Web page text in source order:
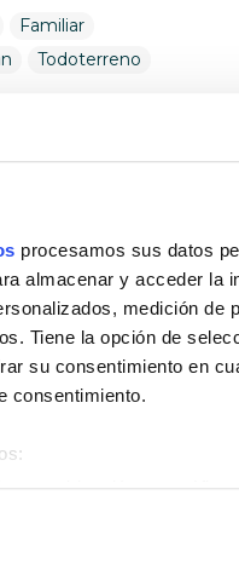
procesamos sus datos
almacenar y acceder la
medición de
Tiene la opción de
su consentimiento en
consentimiento.
activamente
Familiar
Todoterreno
combustible
(Diesel)
cambios
nuestros